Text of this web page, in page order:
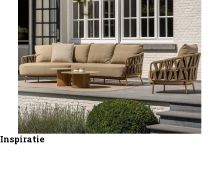
Inspiratie